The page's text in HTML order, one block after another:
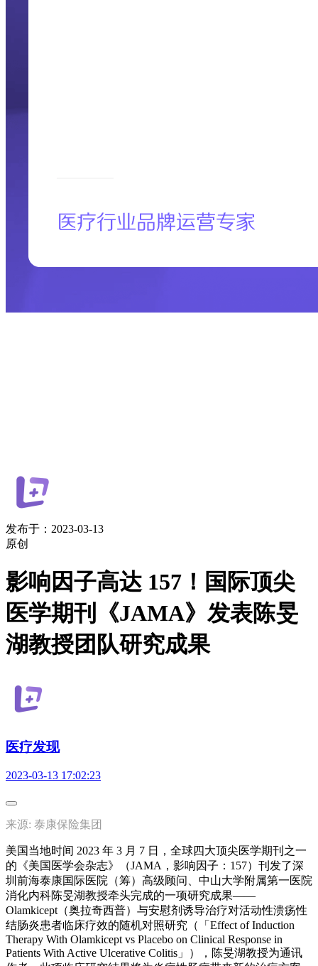
发布于：2023-03-13
原创
影响因子高达 157！国际顶尖
医学期刊《JAMA》发表陈旻
湖教授团队研究成果
医疗发现
2023-03-13 17:02:23
来源: 泰康保险集团
美国当地时间 2023 年 3 月 7 日，全球四大顶尖医学期刊之一
的《美国医学会杂志》（JAMA，影响因子：157）刊发了深
圳前海泰康国际医院（筹）高级顾问、中山大学附属第一医院
消化内科陈旻湖教授牵头完成的一项研究成果——
Olamkicept（奥拉奇西普）与安慰剂诱导治疗对活动性溃疡性
结肠炎患者临床疗效的随机对照研究（「Effect of Induction
Therapy With Olamkicept vs Placebo on Clinical Response in
Patients With Active Ulcerative Colitis」），陈旻湖教授为通讯